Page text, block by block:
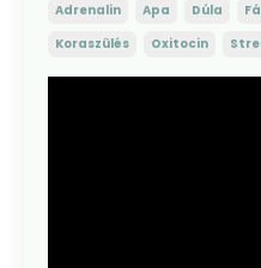
Adrenalin Apa Dúla
Koraszülés
Oxitocin